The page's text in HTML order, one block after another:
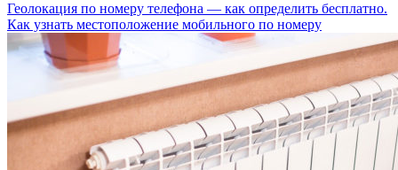
Геолокация по номеру телефона — как определить бесплатно.
Как узнать местоположение мобильного по номеру